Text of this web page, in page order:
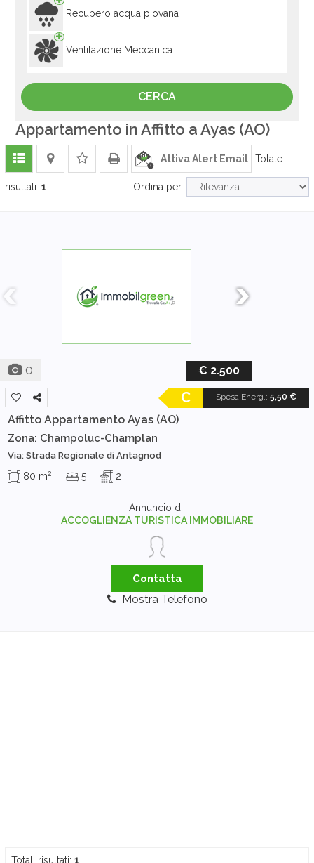
Recupero acqua piovana
Ventilazione Meccanica
Appartamento in Affitto a Ayas (AO)
Attiva Alert Email Totale
risultati: 1 Ordina per:
0 € 2.500
Spesa Energ.: 5,50 €
C
Affitto Appartamento Ayas (AO)
Zona: Champoluc-Champlan
Via: Strada Regionale di Antagnod
80 m2 5 2
Annuncio di:
ACCOGLIENZA TURISTICA IMMOBILIARE
Contatta
Mostra Telefono
Totali risultati: 1